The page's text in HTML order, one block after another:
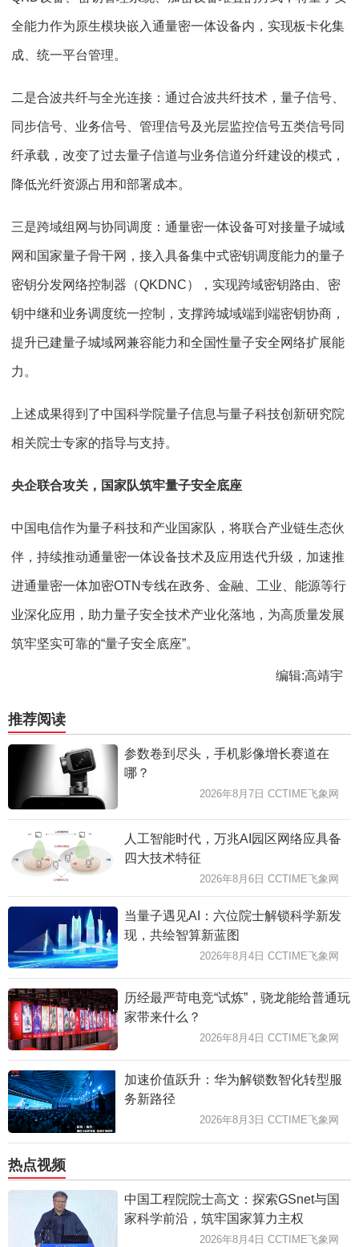
全能力作为原生模块嵌入通量密一体设备内，实现板卡化集
成、统一平台管理。
二是合波共纤与全光连接：通过合波共纤技术，量子信号、
同步信号、业务信号、管理信号及光层监控信号五类信号同
纤承载，改变了过去量子信道与业务信道分纤建设的模式，
降低光纤资源占用和部署成本。
三是跨域组网与协同调度：通量密一体设备可对接量子城域
网和国家量子骨干网，接入具备集中式密钥调度能力的量子
密钥分发网络控制器（QKDNC），实现跨域密钥路由、密
钥中继和业务调度统一控制，支撑跨城域端到端密钥协商，
提升已建量子城域网兼容能力和全国性量子安全网络扩展能
力。
上述成果得到了中国科学院量子信息与量子科技创新研究院
相关院士专家的指导与支持。
央企联合攻关，国家队筑牢量子安全底座
中国电信作为量子科技和产业国家队，将联合产业链生态伙
伴，持续推动通量密一体设备技术及应用迭代升级，加速推
进通量密一体加密OTN专线在政务、金融、工业、能源等行
业深化应用，助力量子安全技术产业化落地，为高质量发展
筑牢坚实可靠的“量子安全底座”。
编辑:高靖宇
推荐阅读
参数卷到尽头，手机影像增长赛道在
哪？
2026年8月7日 CCTIME飞象网
人工智能时代，万兆AI园区网络应具备
四大技术特征
2026年8月6日 CCTIME飞象网
当量子遇见AI：六位院士解锁科学新发
现，共绘智算新蓝图
2026年8月4日 CCTIME飞象网
历经最严苛电竞“试炼”，骁龙能给普通玩
家带来什么？
2026年8月4日 CCTIME飞象网
加速价值跃升：华为解锁数智化转型服
务新路径
2026年8月3日 CCTIME飞象网
热点视频
中国工程院院士高文：探索GSnet与国
家科学前沿，筑牢国家算力主权
2026年8月4日 CCTIME飞象网